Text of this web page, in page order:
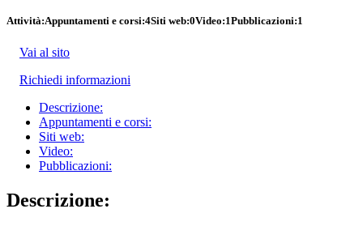
Attività:Appuntamenti e corsi:4Siti web:0Video:1Pubblicazioni:1
Vai al sito
Richiedi informazioni
Descrizione:
Appuntamenti e corsi:
Siti web:
Video:
Pubblicazioni:
Descrizione: